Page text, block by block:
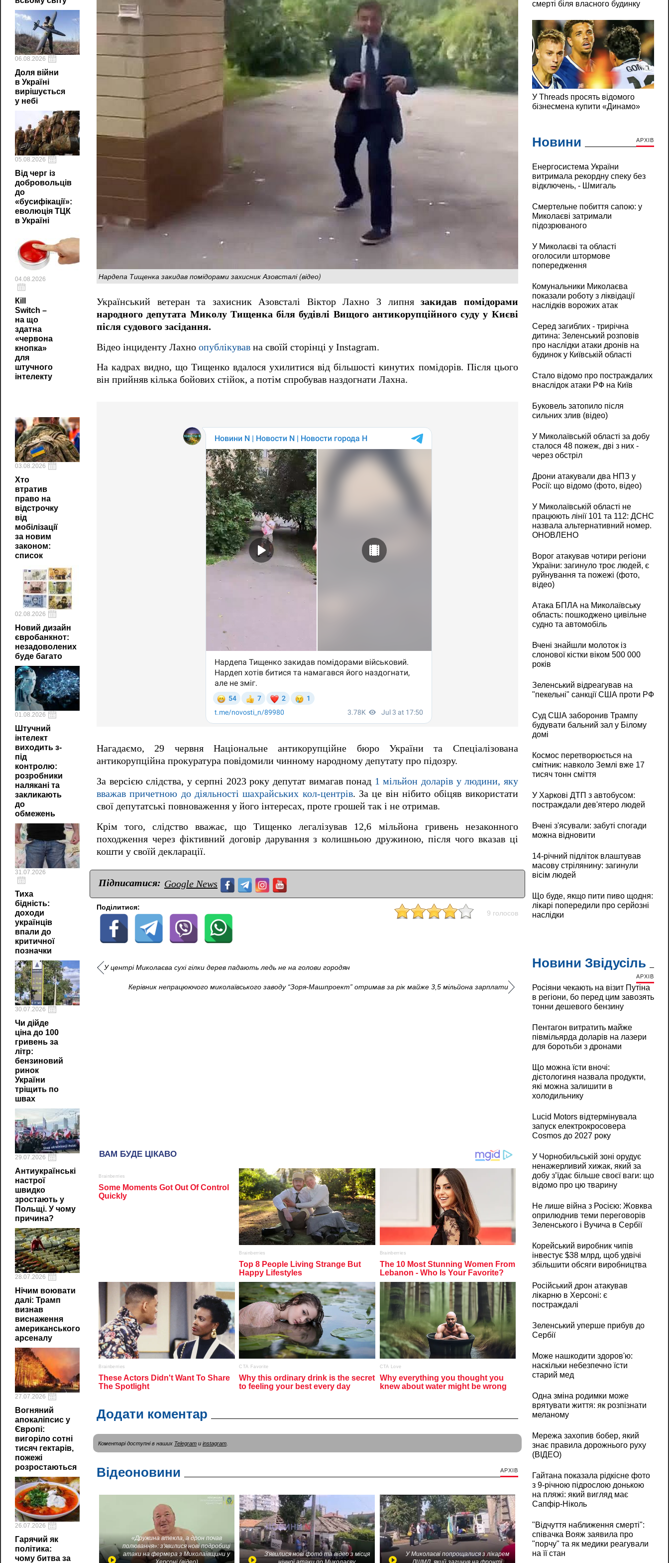
06.08.2026
Доля війни
в Україні
вирішується
у небі
05.08.2026
Від черг із
добровольців
до
«бусифікації»:
еволюція ТЦК
в Україні
04.08.2026
Кill
Switch –
на що
здатна
«червона
кнопка»
для
штучного
інтелекту
03.08.2026
Хто
втратив
право на
відстрочку
від
мобілізації
за новим
законом:
список
02.08.2026
Новий дизайн
євробанкнот:
незадоволених
буде багато
01.08.2026
Штучний
інтелект
виходить з-
під
контролю:
розробники
налякані та
закликають
до
обмежень
31.07.2026
Тиха
бідність:
доходи
українців
впали до
критичної
позначки
30.07.2026
Чи дійде
ціна до 100
гривень за
літр:
бензиновий
ринок
України
тріщить по
швах
29.07.2026
Антиукраїнські
настрої
швидко
зростають у
Польщі. У чому
причина?
28.07.2026
Нічим воювати
далі: Трамп
визнав
виснаження
американського
арсеналу
27.07.2026
Вогняний
апокаліпсис у
Європі:
вигоріло сотні
тисяч гектарів,
пожежі
розростаються
26.07.2026
Гарячий як
політика:
чому битва за
Нардепа Тищенка закидав помідорами захисник Азовсталі (відео)
Український ветеран та захисник Азовсталі Віктор Лахно 3 липнязакидав помідорами
народного депутата Миколу Тищенка біля будівлі Вищого антикорупційного суду у Києві
після судового засідання.
Відео інциденту Лахно опублікував на своїй сторінці у Instagram.
На кадрах видно, що Тищенко вдалося ухилитися від більшості кинутих помідорів. Після цього
він прийняв кілька бойових стійок, а потім спробував наздогнати Лахна.
Нагадаємо, 29 червня Національне антикорупційне бюро України та Спеціалізована
антикорупційна прокуратура повідомили чинному народному депутату про підозру.
За версією слідства, у серпні 2023 року депутат вимагав понад 1 мільйон доларів у людини, яку
вважав причетною до діяльності шахрайських кол-центрів. За це він нібито обіцяв використати
свої депутатські повноваження у його інтересах, проте грошей так і не отримав.
Крім того, слідство вважає, що Тищенко легалізував 12,6 мільйона гривень незаконного
походження через фіктивний договір дарування з колишньою дружиною, після чого вказав ці
кошти у своїй декларації.
Підписатися: Google News
Поділитися:
9 голосов
У центрі Миколаєва сухі гілки дерев падають ледь не на голови городян
Керівник непрацюючого миколаївського заводу “Зоря-Машпроект” отримав за рік майже 3,5 мільйона зарплати
Додати коментар
Коментарі доступні в наших Telegram и instagram
Відеоновини АРХІВ
«Дружина втекла, а дрон почав
полювання»: з'явилися нові подробиці
атаки на фермера з Миколаївщини у
З'явилися нові фото та відео з місця
У Миколаєві попрощалися з лікарем
Новини АРХІВ
Енергосистема України
витримала рекордну спеку без
відключень, - Шмигаль
Смертельне побиття сапою: у
Миколаєві затримали
підозрюваного
У Миколаєві та області
оголосили штормове
попередження
Комунальники Миколаєва
показали роботу з ліквідації
наслідків ворожих атак
Серед загиблих - трирічна
дитина: Зеленський розповів
про наслідки атаки дронів на
будинок у Київській області
Стало відомо про постраждалих
внаслідок атаки РФ на Київ
Буковель затопило після
сильних злив (відео)
У Миколаївській області за добу
сталося 48 пожеж, дві з них -
через обстріл
Дрони атакували два НПЗ у
Росії: що відомо (фото, відео)
У Миколаївській області не
працюють лінії 101 та 112: ДСНС
назвала альтернативний номер.
ОНОВЛЕНО
Ворог атакував чотири регіони
України: загинуло троє людей, є
руйнування та пожежі (фото,
відео)
Атака БПЛА на Миколаївську
область: пошкоджено цивільне
судно та автомобіль
Вчені знайшли молоток із
слонової кістки віком 500 000
років
Зеленський відреагував на
"пекельні" санкції США проти РФ
Суд США заборонив Трампу
будувати бальний зал у Білому
домі
Космос перетворюється на
смітник: навколо Землі вже 17
тисяч тонн сміття
У Харкові ДТП з автобусом:
постраждали дев'ятеро людей
Вчені з'ясували: забуті спогади
можна відновити
14-річний підліток влаштував
масову стрілянину: загинули
вісім людей
Що буде, якщо пити пиво щодня:
лікарі попередили про серйозні
наслідки
Новини Звідусіль
АРХІВ
Росіяни чекають на візит Путіна
в регіони, бо перед цим завозять
тонни дешевого бензину
Пентагон витратить майже
півмільярда доларів на лазери
для боротьби з дронами
Що можна їсти вночі:
дієтологиня назвала продукти,
які можна залишити в
холодильнику
Lucid Motors відтермінувала
запуск електрокросовера
Cosmos до 2027 року
У Чорнобильській зоні орудує
ненажерливий хижак, який за
добу з’їдає більше своєї ваги: що
відомо про цю тварину
Не лише війна з Росією: Жовква
оприлюднив теми переговорів
Зеленського і Вучича в Сербії
Корейський виробник чипів
інвестує $38 млрд, щоб удвічі
збільшити обсяги виробництва
Російський дрон атакував
лікарню в Херсоні: є
постраждалі
Зеленський уперше прибув до
Сербії
Може нашкодити здоров'ю:
наскільки небезпечно їсти
старий мед
Одна зміна родимки може
врятувати життя: як розпізнати
меланому
Мережа захопив бобер, який
знає правила дорожнього руху
(ВІДЕО)
Гайтана показала рідкісне фото
з 9-річною підрослою донькою
на пляжі: який вигляд має
Сапфір-Ніколь
"Відчуття наближення смерті":
співачка Вояж заявила про
"порчу" та як медики реагували
на її стан